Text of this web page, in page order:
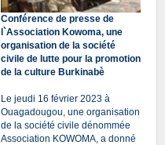
Conférence de presse de
l`Association Kowoma, une
organisation de la société
civile de lutte pour la promotion
de la culture Burkinabè
Le jeudi 16 février 2023 à
Ouagadougou, une organisation
de la société civile dénommée
Association KOWOMA, a donné